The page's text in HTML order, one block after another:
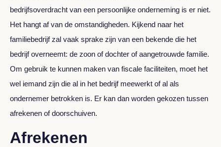
bedrijfsoverdracht van een persoonlijke onderneming is er niet.
Het hangt af van de omstandigheden. Kijkend naar het
familiebedrijf zal vaak sprake zijn van een bekende die het
bedrijf overneemt: de zoon of dochter of aangetrouwde familie.
Om gebruik te kunnen maken van fiscale faciliteiten, moet het
wel iemand zijn die al in het bedrijf meewerkt of al als
ondernemer betrokken is. Er kan dan worden gekozen tussen
afrekenen of doorschuiven.
Afrekenen